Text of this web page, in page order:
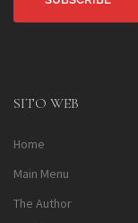
SITO WEB
Home
Main Menu
The Author